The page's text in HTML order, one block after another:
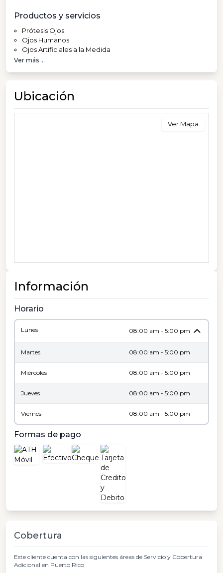
Productos y servicios
Prótesis Ojos
Ojos Humanos
Ojos Artificiales a la Medida
Ver más ...
Ubicación
Ver Mapa
Información
Horario
Lunes 08:00 am - 5:00 pm
Martes 08:00 am - 5:00 pm
Miércoles 08:00 am - 5:00 pm
Jueves 08:00 am - 5:00 pm
Viernes 08:00 am - 5:00 pm
Formas de pago
Cobertura
Este cliente cuenta con las siguientes áreas de Servicio y Cobertura
Adicional en Puerto Rico